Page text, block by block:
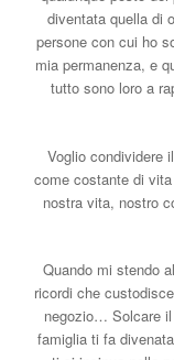
diventata quella di
persone con cui ho
mia permanenza, e
tutto sono loro a
Voglio condividere
come costante di
nostra vita, nostro
Quando mi stendo
ricordi che
negozio… Solcare il
famiglia ti fa